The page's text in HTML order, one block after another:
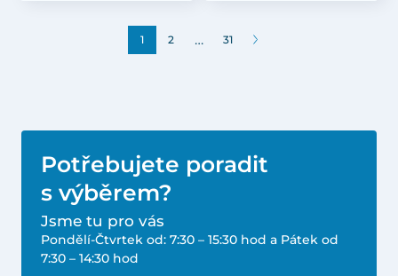
1 2 … 31
Potřebujete poradit
s výběrem?
Jsme tu pro vás
Pondělí-Čtvrtek od: 7:30 – 15:30 hod a Pátek od
7:30 – 14:30 hod